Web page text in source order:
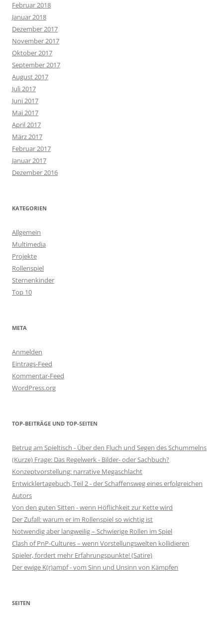
Februar 2018
Januar 2018
Dezember 2017
November 2017
Oktober 2017
September 2017
August 2017
Juli 2017
Juni 2017
Mai 2017
April 2017
März 2017
Februar 2017
Januar 2017
Dezember 2016
KATEGORIEN
Allgemein
Multimedia
Projekte
Rollenspiel
Sternenkinder
Top 10
META
Anmelden
Eintrags-Feed
Kommentar-Feed
WordPress.org
TOP-BEITRÄGE UND TOP-SEITEN
Betrug am Spieltisch - Über den Fluch und Segen des Schummelns
(Kurze) Frage: Das Regelwerk - Bilder- oder Sachbuch?
Konzeptvorstellung: narrative Megaschlacht
Entwicklertagebuch, Teil 2 - der Schaffensweg eines erfolgreichen
Autors
Von den guten Sitten - wenn Höflichkeit zur Kette wird
Der Zufall: warum er im Rollenspiel so wichtig ist
Notwendig aber langweilig – Schwierige Rollen im Spiel
Clash of PnP-Cultures – wenn Vorstellungswelten kollidieren
Spieler, fordert mehr Erfahrungspunkte! (Satire)
Der ewige K(r)ampf - vom Sinn und Unsinn von Kämpfen
SEITEN